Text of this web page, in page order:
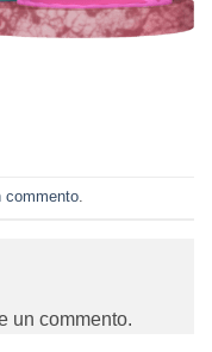
commento.
un commento.